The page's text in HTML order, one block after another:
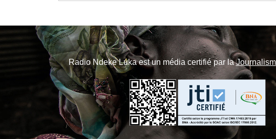
Radio Ndeke Luka est un média certifié par la